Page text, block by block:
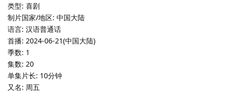
类型: 喜剧
制片国家/地区: 中国大陆
语言: 汉语普通话
首播: 2024-06-21(中国大陆)
季数: 1
集数: 20
单集片长: 10分钟
又名: 周五